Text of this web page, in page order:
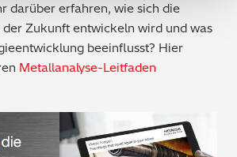
darüber erfahren, wie sich die
Zukunft entwickeln wird und was
beeinflusst? Hier
Metallanalyse-Leitfaden